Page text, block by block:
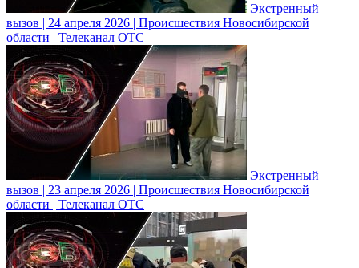
Экстренный
вызов | 24 апреля 2026 | Происшествия Новосибирской
области | Телеканал ОТС
Экстренный
вызов | 23 апреля 2026 | Происшествия Новосибирской
области | Телеканал ОТС